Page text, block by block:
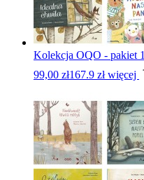
Kolekcja OQO - pakiet 1
99,00 zł167.9 zł więcej